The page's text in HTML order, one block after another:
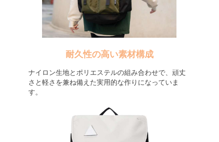
耐久性の高い素材構成
ナイロン生地とポリエステルの組み合わせで、頑丈
さと軽さを兼ね備えた実用的な作りになっていま
す。